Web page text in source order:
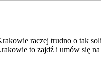
raczej trudno o tak
to zajdź i umów się